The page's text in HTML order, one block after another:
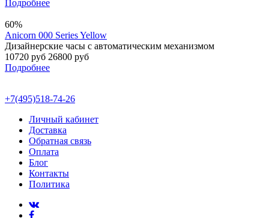
Подробнее
60%
Anicorn 000 Series Yellow
Дизайнерские часы с автоматическим механизмом
10720 руб 26800 руб
Подробнее
+7(495)518-74-26
Личный кабинет
Доставка
Обратная связь
Оплата
Блог
Контакты
Политика